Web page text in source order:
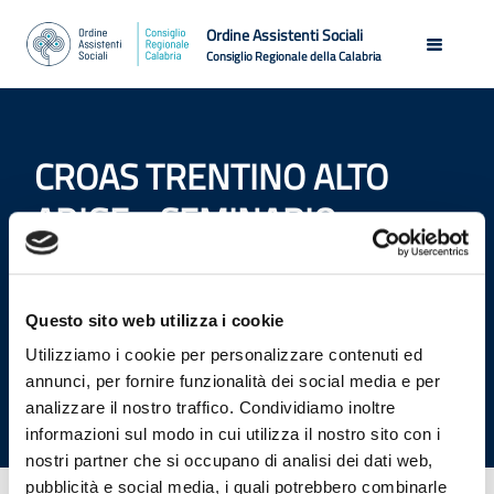
Questo sito web utilizza i cookie
Utilizziamo i cookie per personalizzare contenuti ed
annunci, per fornire funzionalità dei social media e per
analizzare il nostro traffico. Condividiamo inoltre
informazioni sul modo in cui utilizza il nostro sito con i
nostri partner che si occupano di analisi dei dati web,
pubblicità e social media, i quali potrebbero combinarle
Ordine Assistenti Sociali
Consiglio Regionale della Calabria
CROAS TRENTINO ALTO
ADIGE - SEMINARIO
"DIRITTI E IMPEGNO"
Home
CROAS Trentino Alto Adige - Seminario "Diritti e
Impegno"